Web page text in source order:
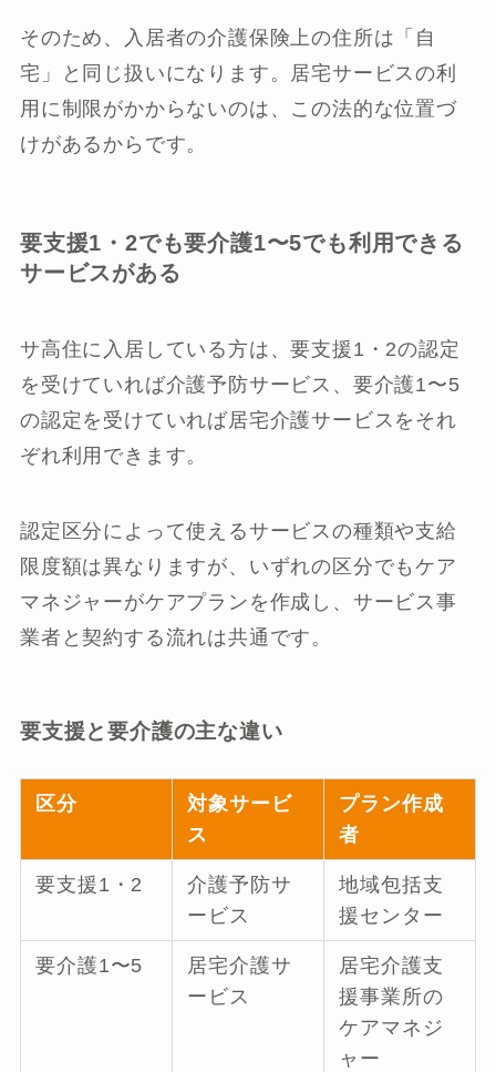
そのため、入居者の介護保険上の住所は「自
宅」と同じ扱いになります。居宅サービスの利
用に制限がかからないのは、この法的な位置づ
けがあるからです。
要支援1・2でも要介護1〜5でも利用できる
サービスがある
サ高住に入居している方は、要支援1・2の認定
を受けていれば介護予防サービス、要介護1〜5
の認定を受けていれば居宅介護サービスをそれ
ぞれ利用できます。
認定区分によって使えるサービスの種類や支給
限度額は異なりますが、いずれの区分でもケア
マネジャーがケアプランを作成し、サービス事
業者と契約する流れは共通です。
要支援と要介護の主な違い
区分
対象サービ
ス
プラン作成
者
要支援1・2
介護予防サ
ービス
地域包括支
援センター
要介護1〜5
居宅介護サ
ービス
居宅介護支
援事業所の
ケアマネジ
ャー